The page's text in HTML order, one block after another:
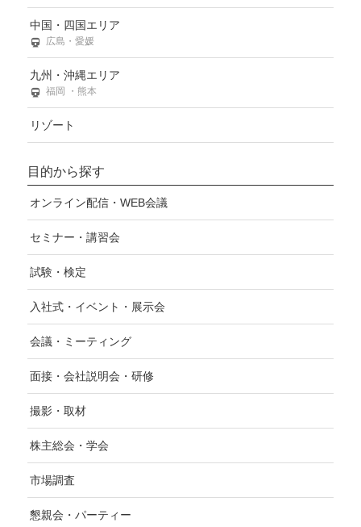
中国・四国エリア
広島・愛媛
九州・沖縄エリア
福岡 ・熊本
リゾート
目的から探す
オンライン配信・WEB会議
セミナー・講習会
試験・検定
入社式・イベント・展示会
会議・ミーティング
面接・会社説明会・研修
撮影・取材
株主総会・学会
市場調査
懇親会・パーティー